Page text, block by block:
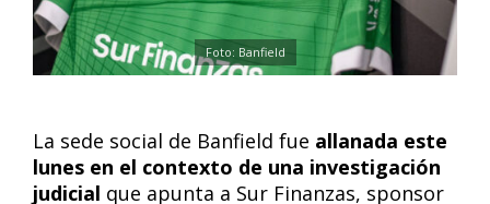
Foto: Banfield
La sede social de Banfield fue allanada este
lunes en el contexto de una investigación
judicial que apunta a Sur Finanzas, sponsor